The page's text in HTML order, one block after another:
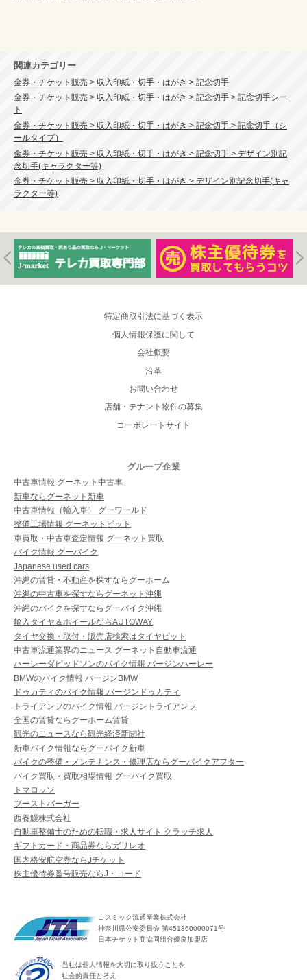
関連カテゴリー
金券・チケット販売 > 収入印紙・切手・はがき > 記念切手
金券・チケット販売 > 収入印紙・切手・はがき > 記念切手 > 記念切手シー
ト
金券・チケット販売 > 収入印紙・切手・はがき > 記念切手 > 記念切手（シ
ールタイプ）
金券・チケット販売 > 収入印紙・切手・はがき > 記念切手 > デザイン別記
念切手(キャラクター等)
金券・チケット販売 > 収入印紙・切手・はがき > デザイン別記念切手(キャ
ラクター等)
特定商取引法に基づく表示
個人情報保護に関して
会社概要
沿革
お問い合わせ
店舗・テナント物件の募集
コーポレートサイト
グループ企業
中古車情報 グーネット中古車
新車ならグーネット新車
中古車情報（輸入車） グーワールド
整備工場情報 グーネットピット
車買取・中古車査定情報 グーネット買取
バイク情報 グーバイク
Japanese used cars
沖縄の賃貸・不動産を探すならグーホーム
沖縄の中古車を探すならグーネット沖縄
沖縄のバイクを探すならグーバイク沖縄
輸入タイヤ＆ホイールならAUTOWAY
タイヤ交換・取付・販売店検索はタイヤピット
中古車流通業界のニュース グーネット自動車流通
ハーレーダビッドソンのバイク情報 バージンハーレー
BMWのバイク情報 バージンBMW
ドゥカティのバイク情報 バージンドゥカティ
トライアンフのバイク情報 バージントライアンフ
全国の賃貸ならグーホーム賃貸
観光のニュースなら観光経済新聞社
新車バイク情報ならグーバイク新車
バイクの整備・メンテナンス・修理店ならグーバイクアフター
バイク買取・買取相場情報 グーバイク買取
トマロッソ
ブーストバーガー
西養鰻株式会社
自動車整備士のための転職・求人サイト クラッチ求人
ギフトカード・商品券ならガリレオ
国内格安航空券ならJチケット
株主優待券番号販売ならJ・コード
コスミック流通産業株式会社
神奈川県公安委員会 第451360000071号
日本チケット商協同組合優良加盟店
当社は個人情報を大切に取り扱うことを
社会的責任と考え